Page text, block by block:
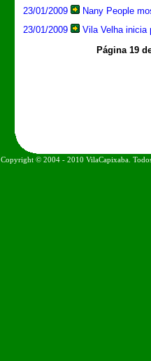
23/01/2009
Nany People
23/01/2009
Vila Velha inicia
Página 19
Copyright © 2004 - 2010 VilaCapixaba.